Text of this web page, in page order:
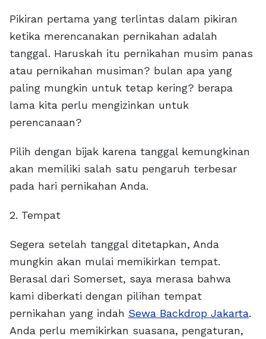
Pikiran pertama yang terlintas dalam pikiran
ketika merencanakan pernikahan adalah
tanggal. Haruskah itu pernikahan musim panas
atau pernikahan musiman? bulan apa yang
paling mungkin untuk tetap kering? berapa
lama kita perlu mengizinkan untuk
perencanaan?
Pilih dengan bijak karena tanggal kemungkinan
akan memiliki salah satu pengaruh terbesar
pada hari pernikahan Anda.
2. Tempat
Segera setelah tanggal ditetapkan, Anda
mungkin akan mulai memikirkan tempat.
Berasal dari Somerset, saya merasa bahwa
kami diberkati dengan pilihan tempat
pernikahan yang indah Sewa Backdrop Jakarta.
Anda perlu memikirkan suasana, pengaturan,